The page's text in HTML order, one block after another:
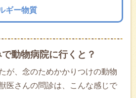
ギー物質
動物病院に行くと？
が、念のためかかりつけの動物
医さんの問診は、こんな感じで